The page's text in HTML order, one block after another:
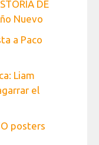
DE
Nuevo
a Paco
Liam
el
posters